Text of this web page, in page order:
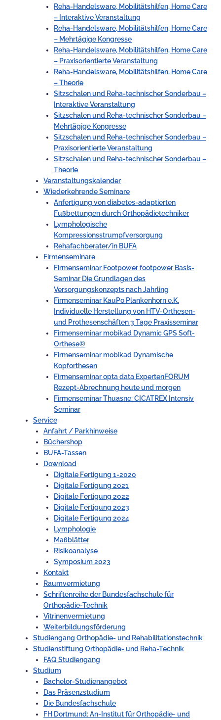
Reha-Handelsware, Mobilitätshilfen, Home Care
– Interaktive Veranstaltung
Reha-Handelsware, Mobilitätshilfen, Home Care
– Mehrtägige Kongresse
Reha-Handelsware, Mobilitätshilfen, Home Care
– Praxisorientierte Veranstaltung
Reha-Handelsware, Mobilitätshilfen, Home Care
– Theorie
Sitzschalen und Reha-technischer Sonderbau –
Interaktive Veranstaltung
Sitzschalen und Reha-technischer Sonderbau –
Mehrtägige Kongresse
Sitzschalen und Reha-technischer Sonderbau –
Praxisorientierte Veranstaltung
Sitzschalen und Reha-technischer Sonderbau –
Theorie
Veranstaltungskalender
Wiederkehrende Seminare
Anfertigung von diabetes-adaptierten
Fußbettungen durch Orthopädietechniker
Lymphologische
Kompressionsstrumpfversorgung
Rehafachberater/in BUFA
Firmenseminare
Firmenseminar Footpower footpower Basis-
Seminar Die Grundlagen des
Versorgungskonzepts nach Jahrling
Firmenseminar KauPo Plankenhorn e.K.
Individuelle Herstellung von HTV-Orthesen-
und Prothesenschäften 3 Tage Praxisseminar
Firmenseminar mobikad Dynamic GPS Soft-
Orthese®
Firmenseminar mobikad Dynamische
Kopforthesen
Firmenseminar opta data ExpertenFORUM
Rezept-Abrechnung heute und morgen
Firmenseminar Thuasne: CICATREX Intensiv
Seminar
Service
Anfahrt / Parkhinweise
Büchershop
BUFA-Tassen
Download
Digitale Fertigung 1-2020
Digitale Fertigung 2021
Digitale Fertigung 2022
Digitale Fertigung 2023
Digitale Fertigung 2024
Lymphologie
Maßblätter
Risikoanalyse
Symposium 2023
Kontakt
Raumvermietung
Schriftenreihe der Bundesfachschule für
Orthopädie-Technik
Vitrinenvermietung
Weiterbildungsförderung
Studiengang Orthopädie- und Rehabilitationstechnik
Studienstiftung Orthopädie- und Reha-Technik
FAQ Studiengang
Studium
Bachelor-Studienangebot
Das Präsenzstudium
Die Bundesfachschule
FH Dortmund: An-Institut für Orthopädie- und